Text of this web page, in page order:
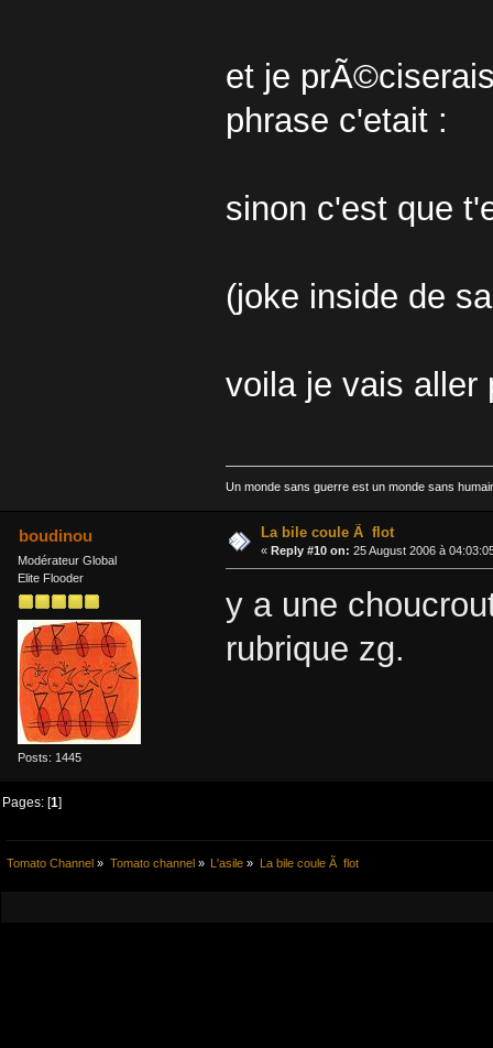
et je
phrase c'etait :
sinon c'est que
(joke inside de
voila je vais aller
Un monde sans guerre est un monde sans
boudinou
Modérateur Global
Elite Flooder
Posts: 1445
La bile coule Ã flot
«Reply #10 on: 25 August 2006 à
y a une
rubrique zg.
Pages: [1]
Tomato Channel » Tomato channel» L'asile » La bile coule Ã  flot